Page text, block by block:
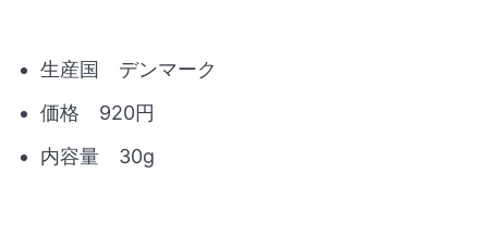
生産国 デンマーク
価格 920円
内容量 30g